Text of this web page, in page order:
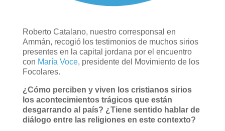
Roberto Catalano, nuestro corresponsal en
Ammán, recogió los testimonios de muchos sirios
presentes en la capital jordana por el encuentro
con María Voce, presidente del Movimiento de los
Focolares.
¿Cómo perciben y viven los cristianossirios
los acontecimientos trágicos que están
desgarrando al país? ¿Tiene sentido hablar de
diálogo entre las religiones en este contexto?